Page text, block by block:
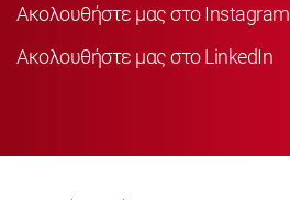
Ακολουθήστε μας στο Instagram
Ακολουθήστε μας στο LinkedIn